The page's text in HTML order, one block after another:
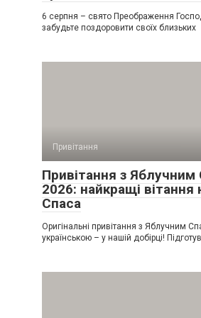
6 серпня – свято Преображення
забудьте поздоровити своїх близьких
Привітання
Привітання з
2026: найкращі вітання
Спаса
Оригінальні привітання з Яблучним
українською – у нашій добірці!